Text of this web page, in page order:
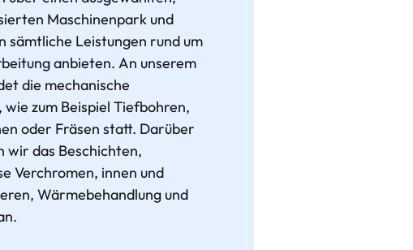
Maschinenpark und
sämtliche Leistungen rund um
anbieten. An unserem
die mechanische
wie zum Beispiel Tiefbohren,
oder Fräsen statt. Darüber
wir das Beschichten,
Verchromen, innen und
Wärmebehandlung und